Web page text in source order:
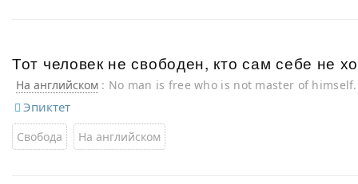
Тот человек не свободен, кто сам себе не
На английском : No man is free who is not master of himself.
Эпиктет
Свобода На английском